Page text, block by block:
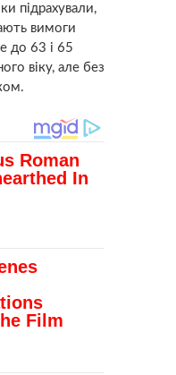
підрахували,
вимоги
до 63 і 65
віку, але без